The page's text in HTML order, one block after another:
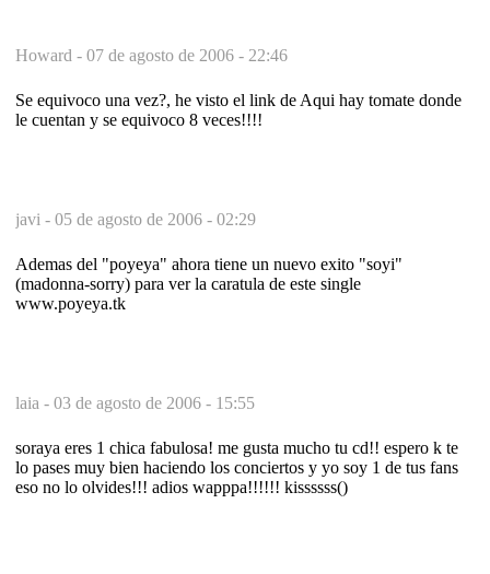
Howard - 07 de agosto de 2006 - 22:46
Se equivoco una vez?, he visto el link de Aqui hay tomate donde
le cuentan y se equivoco 8 veces!!!!
javi - 05 de agosto de 2006 - 02:29
Ademas del "poyeya" ahora tiene un nuevo exito "soyi"
(madonna-sorry) para ver la caratula de este single
www.poyeya.tk
laia - 03 de agosto de 2006 - 15:55
soraya eres 1 chica fabulosa! me gusta mucho tu cd!! espero k te
lo pases muy bien haciendo los conciertos y yo soy 1 de tus fans
eso no lo olvides!!! adios wapppa!!!!!! kissssss()